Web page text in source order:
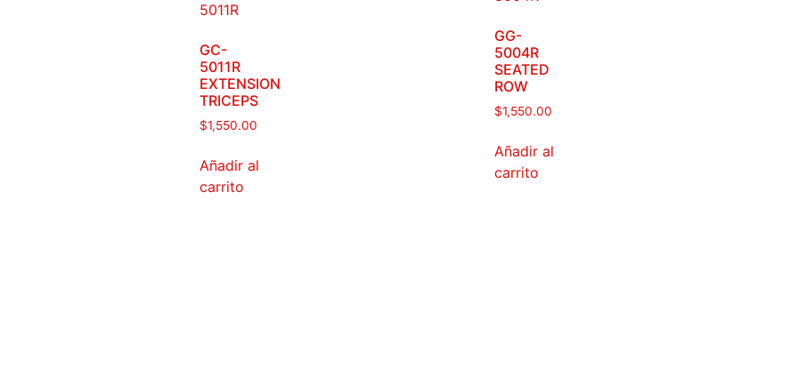
GC-
5011R
EXTENSION
TRICEPS
$1,550.00
Añadir al
carrito
GG-
5004R
SEATED
ROW
$1,550.00
Añadir al
carrito